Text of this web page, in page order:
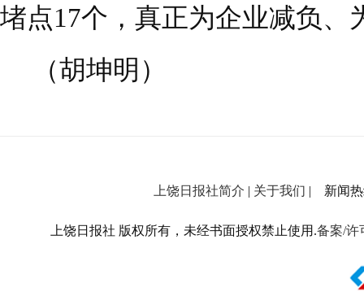
堵点17个，真正为企业减负、
（胡坤明）
上饶日报社简介 | 关于我们 | 新闻热
上饶日报社 版权所有，未经书面授权禁止使用.备案/许